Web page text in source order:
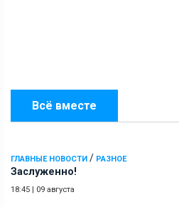
Всё вместе
ГЛАВНЫЕ НОВОСТИ / РАЗНОЕ
Заслуженно!
18:45 09 августа